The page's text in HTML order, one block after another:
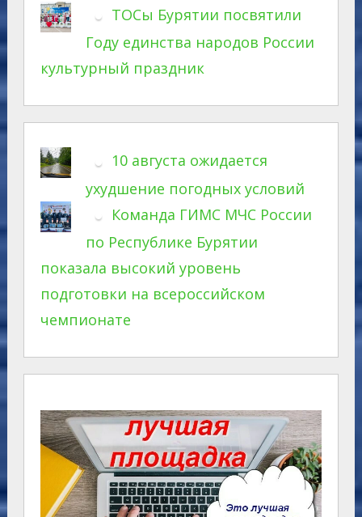
ТОСы Бурятии посвятили
Году единства народов России
культурный праздник
10 августа ожидается
ухудшение погодных условий
Команда ГИМС МЧС России
по Республике Бурятии
показала высокий уровень
подготовки на всероссийском
чемпионате